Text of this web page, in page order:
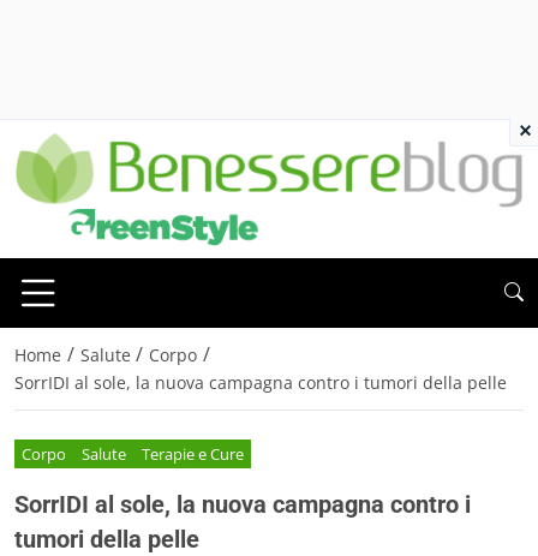
Home / Salute / Corpo /
SorrIDI al sole, la nuova campagna contro i tumori della pelle
Corpo Salute Terapie e Cure
SorrIDI al sole, la nuova campagna contro i
tumori della pelle
×